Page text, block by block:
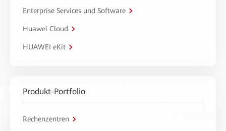
Enterprise Services und Software
Huawei Cloud
HUAWEI eKit
Produkt-Portfolio
Rechenzentren